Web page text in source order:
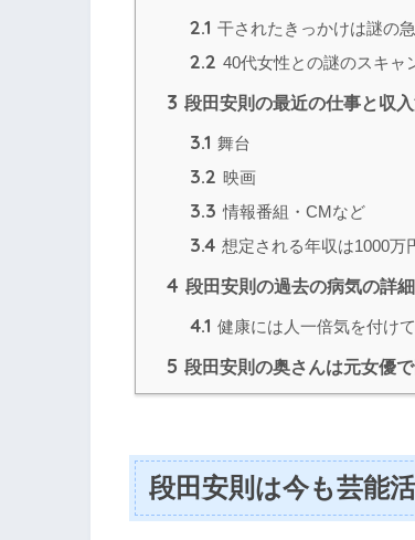
2.1 干されたきっかけは謎の
2.2 40代女性との謎のスキャ
3 段田安則の最近の仕事と収
3.1 舞台
3.2 映画
3.3 情報番組・CMなど
3.4 想定される年収は1000万
4 段田安則の過去の病気の詳
4.1 健康には人一倍気を付け
5 段田安則の奥さんは元女優
段田安則は今も芸能